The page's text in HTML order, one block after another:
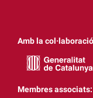
Amb la
Membres associats: